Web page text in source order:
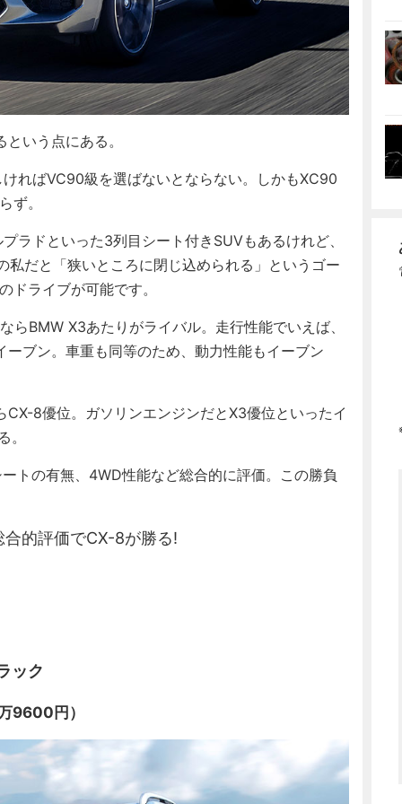
いう点にある。
ればVC90級を選ばないとならない。しかもXC90
ず。
ドといった3列目シート付きSUVもあるけれど、
だと「狭いところに閉じ込められる」というゴー
ドライブが可能です。
BMW X3あたりがライバル。走行性能でいえば、
ブン。車重も同等のため、動力性能もイーブン
8優位。ガソリンエンジンだとX3優位といったイ
。
の有無、4WD性能など総合的に評価。この勝負
的評価でCX-8が勝る!
ック
9600円）